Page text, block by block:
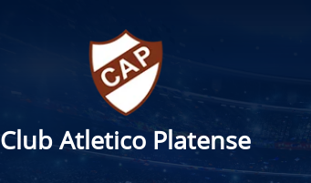
Club Atletico Platense